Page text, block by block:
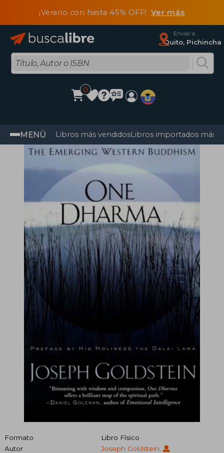
¡Verano con hasta 45% OFF! Ver más
Enviar a
Quito, Pichincha
0
MENÚ Libros más vendidosLibros importados más
Formato
Libro Físico
Autor
Joseph Goldstein